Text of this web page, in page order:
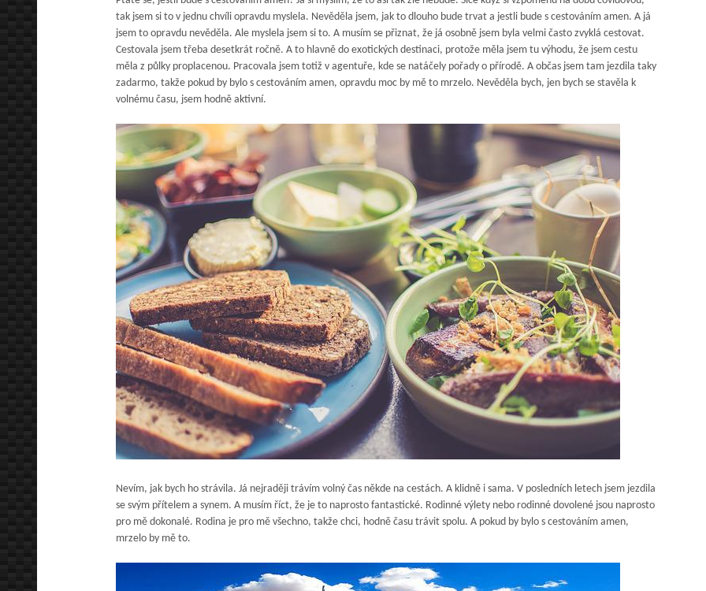
tak jsem si to v jednu chvíli opravdu myslela. Nevěděla jsem, jak to dlouho bude trvat a jestli bude s cestováním amen. A já
jsem to opravdu nevěděla. Ale myslela jsem si to. A musím se přiznat, že já osobně jsem byla velmi často zvyklá cestovat.
Cestovala jsem třeba desetkrát ročně. A to hlavně do exotických destinaci, protože měla jsem tu výhodu, že jsem cestu
měla z půlky proplacenou. Pracovala jsem totiž v agentuře, kde se natáčely pořady o přírodě. A občas jsem tam jezdila taky
zadarmo, takže pokud by bylo s cestováním amen, opravdu moc by mě to mrzelo. Nevěděla bych, jen bych se stavěla k
volnému času, jsem hodně aktivní.
Nevím, jak bych ho strávila. Já nejraději trávím volný čas někde na cestách. A klidně i sama. V posledních letech jsem jezdila
se svým přítelem a synem. A musím říct, že je to naprosto fantastické. Rodinné výlety nebo rodinné dovolené jsou naprosto
pro mě dokonalé. Rodina je pro mě všechno, takže chci, hodně času trávit spolu. A pokud by bylo s cestováním amen,
mrzelo by mě to.